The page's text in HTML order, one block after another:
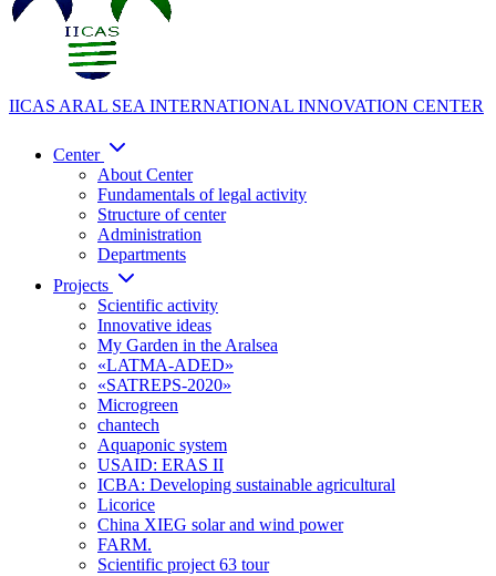
IICAS ARAL SEA INTERNATIONAL INNOVATION CENTER
Center
About Center
Fundamentals of legal activity
Structure of center
Administration
Departments
Projects
Scientific activity
Innovative ideas
My Garden in the Aralsea
«LATMA-ADED»
«SATREPS-2020»
Microgreen
chantech
Aquaponic system
USAID: ERAS II
ICBA: Developing sustainable agricultural
Licorice
China XIEG solar and wind power
FARM.
Scientific project 63 tour